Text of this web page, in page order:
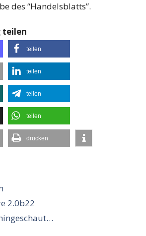
des “Handelsblatts”.
teilen
teilen
teilen
teilen
teilen
drucken
2.0b22